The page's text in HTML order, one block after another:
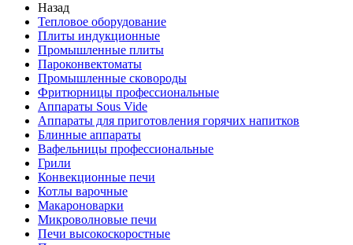
Назад
Тепловое оборудование
Плиты индукционные
Промышленные плиты
Пароконвектоматы
Промышленные сковороды
Фритюрницы профессиональные
Аппараты Sous Vide
Аппараты для приготовления горячих напитков
Блинные аппараты
Вафельницы профессиональные
Грили
Конвекционные печи
Котлы варочные
Макароноварки
Микроволновые печи
Печи высокоскоростные